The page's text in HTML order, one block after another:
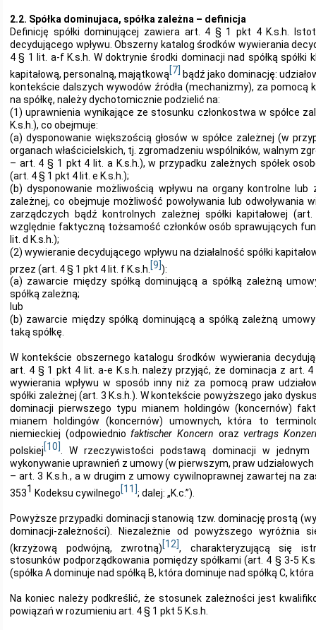
2.2. Spółka dominujaca, spółka zależna – definicja
Definicję spółki dominującej zawiera art. 4 § 1 pkt 4 K.s.h.
decydującego wpływu. Obszerny katalog środków wywierania
4 § 1 lit. a-f K.s.h. W doktrynie środki dominacji nad spółką spółki
kapitałową, personalną, majątkową[7] bądź jako dominację:
kontekście dalszych wywodów źródła (mechanizmy), za pomocą
na spółkę, należy dychotomicznie podzielić na:
(1) uprawnienia wynikające ze stosunku członkostwa w spółce
K.s.h.), co obejmuje:
(a) dysponowanie większością głosów w spółce zależnej (w
organach właścicielskich, tj. zgromadzeniu wspólników, walnym
– art. 4 § 1 pkt 4 lit. a K.s.h.), w przypadku zależnych spółek
(art. 4 § 1 pkt 4 lit. e K.s.h.);
(b) dysponowanie możliwością wpływu na organy kontrolne lub
zależnej, co obejmuje możliwość powoływania lub odwoływania
zarządczych bądź kontrolnych zależnej spółki kapitałowej
względnie faktyczną tożsamość członków osób sprawujących
lit. d K.s.h.);
(2) wywieranie decydującego wpływu na działalność spółki
przez (art. 4 § 1 pkt 4 lit. f K.s.h. [9]):
(a) zawarcie między spółką dominującą a spółką zależną
spółką zależną;
lub
(b) zawarcie między spółką dominującą a spółką zależną
taką spółkę.
W kontekście obszernego katalogu środków wywierania
art. 4 § 1 pkt 4 lit. a-e K.s.h. należy przyjąć, że dominacja z art.
wywierania wpływu w sposób inny niż za pomocą praw
spółki zależnej (art. 3 K.s.h.). W kontekście powyższego jako
dominacji pierwszego typu mianem holdingów (koncernów)
mianem holdingów (koncernów) umownych, która to
niemieckiej (odpowiedniofaktischer Koncern orazvertrags
polskiej[10]
. W rzeczywistości podstawą dominacji w
wykonywanie uprawnień z umowy (w pierwszym, praw
– art. 3 K.s.h., a w drugim z umowy cywilnoprawnej zawartej na
3531 Kodeksu cywilnego[11]; dalej: „K.c.”).
Powyższe przypadki dominacji stanowią tzw. dominację prostą
dominacji-zależności). Niezależnie od powyższego wyróżnia
(krzyżową podwójną, zwrotną)[12]
, charakteryzującą się
stosunków podporządkowania pomiędzy spółkami (art. 4 § 3-5
(spółka A dominuje nad spółką B, która dominuje nad spółką C,
Na koniec należy podkreślić, że stosunek zależności jest
powiązań w rozumieniu art. 4 § 1 pkt 5 K.s.h.